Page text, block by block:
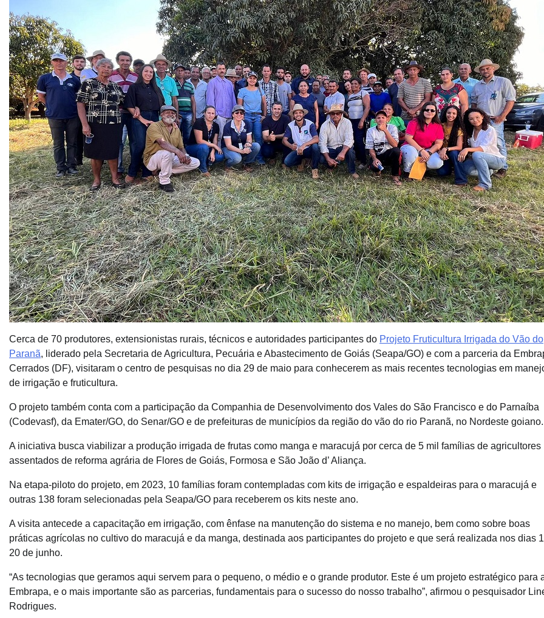
Cerca de 70 produtores, extensionistas rurais, técnicos e autoridades participantes do Projeto Fruticultura Irrigada do Vão do
Paranã, liderado pela Secretaria de Agricultura, Pecuária e Abastecimento de Goiás (Seapa/GO) e com a parceria da
Cerrados (DF), visitaram o centro de pesquisas no dia 29 de maio para conhecerem as mais recentes tecnologias em
de irrigação e fruticultura.
O projeto também conta com a participação da Companhia de Desenvolvimento dos Vales do São Francisco e do Parnaíba
(Codevasf), da Emater/GO, do Senar/GO e de prefeituras de municípios da região do vão do rio Paranã, no Nordeste goiano.
A iniciativa busca viabilizar a produção irrigada de frutas como manga e maracujá por cerca de 5 mil famílias de agricultores
assentados de reforma agrária de Flores de Goiás, Formosa e São João d’ Aliança.
Na etapa-piloto do projeto, em 2023, 10 famílias foram contempladas com kits de irrigação e espaldeiras para o maracujá e
outras 138 foram selecionadas pela Seapa/GO para receberem os kits neste ano.
A visita antecede a capacitação em irrigação, com ênfase na manutenção do sistema e no manejo, bem como sobre boas
práticas agrícolas no cultivo do maracujá e da manga, destinada aos participantes do projeto e que será realizada nos dias
20 de junho.
“As tecnologias que geramos aqui servem para o pequeno, o médio e o grande produtor. Este é um projeto estratégico para
Embrapa, e o mais importante são as parcerias, fundamentais para o sucesso do nosso trabalho”, afirmou o pesquisador
Rodrigues.